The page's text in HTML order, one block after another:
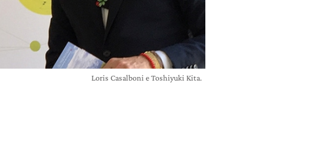
Loris Casalboni e Toshiyuki Kita.